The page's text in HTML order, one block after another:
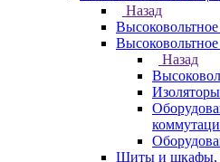
Назад
Назад
Щиты и шкафы,